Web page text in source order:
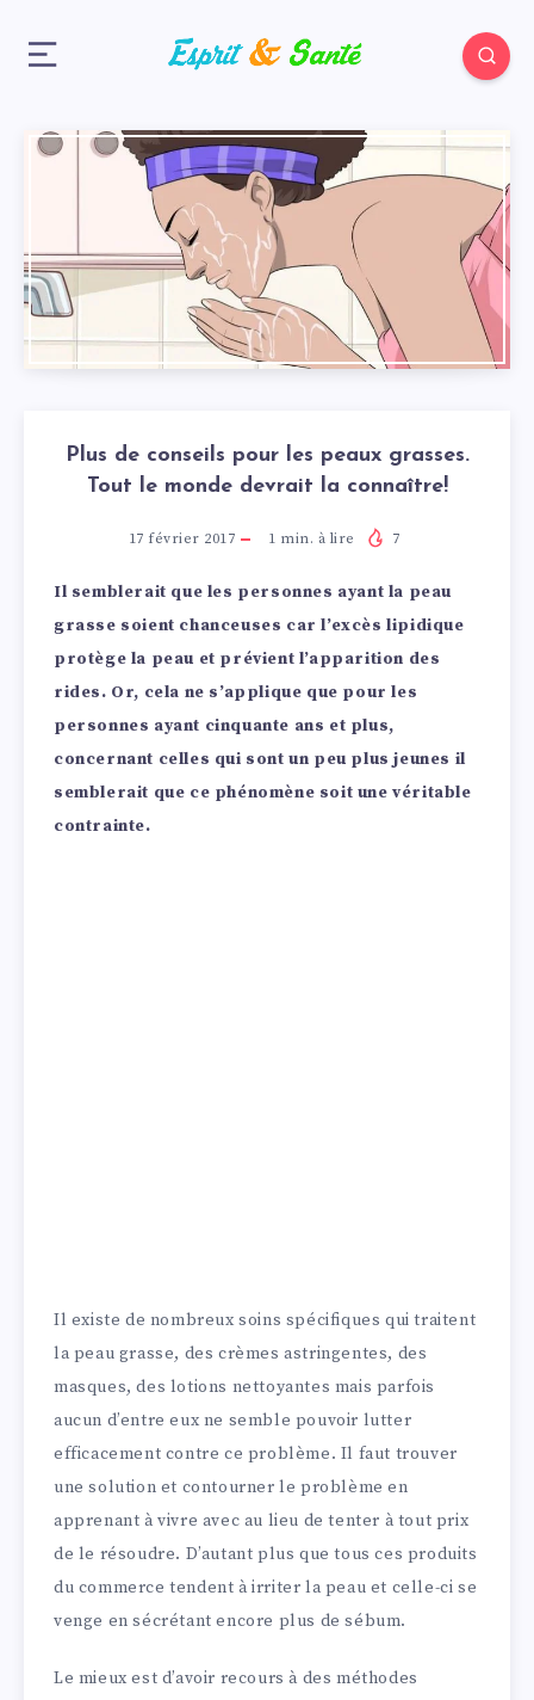
Plus de conseils pour les peaux grasses.
Tout le monde devrait la connaître!
17 février 2017 1 min. à lire 7
Il semblerait que les personnes ayant la peau
grasse soient chanceuses car l’excès lipidique
protège la peau et prévient l’apparition des
rides. Or, cela ne s’applique que pour les
personnes ayant cinquante ans et plus,
concernant celles qui sont un peu plus jeunes il
semblerait que ce phénomène soit une véritable
contrainte.
Il existe de nombreux soins spécifiques qui traitent
la peau grasse, des crèmes astringentes, des
masques, des lotions nettoyantes mais parfois
aucun d’entre eux ne semble pouvoir lutter
efficacement contre ce problème. Il faut trouver
une solution et contourner le problème en
apprenant à vivre avec au lieu de tenter à tout prix
de le résoudre. D’autant plus que tous ces produits
du commerce tendent à irriter la peau et celle-ci se
venge en sécrétant encore plus de sébum.
Le mieux est d’avoir recours à des méthodes